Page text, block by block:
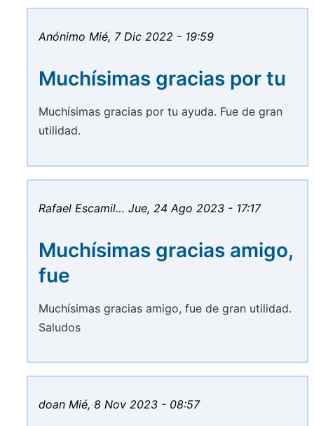
Anónimo Mié, 7 Dic 2022 - 19:59
Muchísimas gracias por tu
Muchísimas gracias por tu ayuda. Fue de gran
utilidad.
Rafael Escamil… Jue, 24 Ago 2023 - 17:17
Muchísimas gracias amigo,
fue
Muchísimas gracias amigo, fue de gran utilidad.
Saludos
doan Mié, 8 Nov 2023 - 08:57